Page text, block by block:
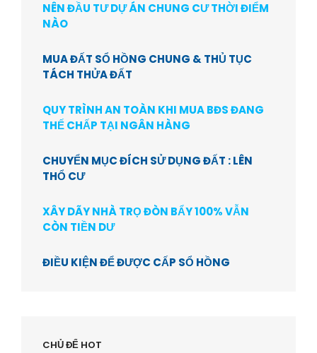
NÊN ĐẦU TƯ DỰ ÁN CHUNG CƯ THỜI ĐIỂM
NÀO
MUA ĐẤT SỔ HỒNG CHUNG & THỦ TỤC
TÁCH THỬA ĐẤT
QUY TRÌNH AN TOÀN KHI MUA BĐS ĐANG
THẾ CHẤP TẠI NGÂN HÀNG
CHUYỂN MỤC ĐÍCH SỬ DỤNG ĐẤT : LÊN
THỔ CƯ
XÂY DÃY NHÀ TRỌ ĐÒN BẨY 100% VẪN
CÒN TIỀN DƯ
ĐIỀU KIỆN ĐỂ ĐƯỢC CẤP SỔ HỒNG
CHỦ ĐỂ HOT